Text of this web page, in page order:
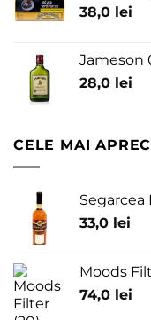
38,0 lei
Jameson
28,0 lei
CELE MAI
Segarcea
33,0 lei
Moods
74,0 lei